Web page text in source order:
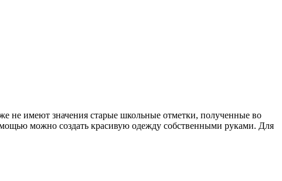
не имеют значения старые школьные отметки, полученные во
можно создать красивую одежду собственными руками. Для